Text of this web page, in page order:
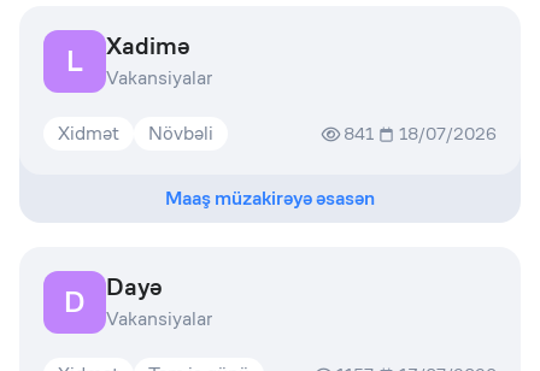
L Xadimə
Vakansiyalar
Xidmət Növbəli 841 18/07/2026
Maaş müzakirəyə əsasən
D Dayə
Vakansiyalar